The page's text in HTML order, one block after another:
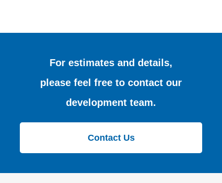
For estimates and details,
please feel free to contact our
development team.
Contact Us